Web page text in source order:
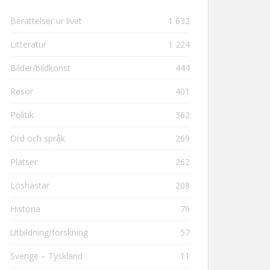
Berättelser ur livet 1 632
Litteratur 1 224
Bilder/bildkonst 444
Resor 401
Politik 362
Ord och språk 269
Platser 262
Löshästar 208
Historia 79
Utbildning/forskning 57
Sverige – Tyskland 11